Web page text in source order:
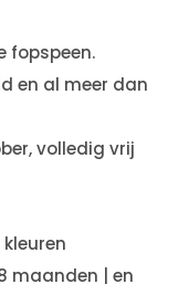
fopspeen.
en al meer dan
volledig vrij
maanden | en